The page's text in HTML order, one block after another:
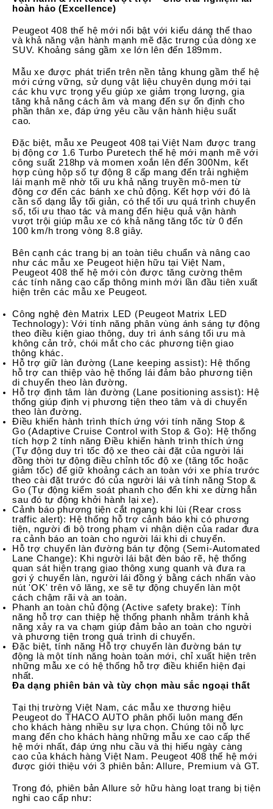
hoàn hảo (Excellence)
Peugeot 408 thế hệ mới nổi bật với kiểu dáng thể thao
và khả năng vận hành mạnh mẽ đặc trưng của dòng xe
SUV. Khoảng sáng gầm xe lớn lên đến 189mm.
Mẫu xe được phát triển trên nền tảng khung gầm thế hệ
mới cứng vững, sử dụng vật liệu chuyên dụng mới tại
các khu vực trọng yếu giúp xe giảm trọng lượng, gia
tăng khả năng cách âm và mang đến sự ổn định cho
phần thân xe, đáp ứng yêu cầu vận hành hiệu suất
cao.
Đặc biệt, mẫu xe Peugeot 408 tại Việt Nam được trang
bị động cơ 1.6 Turbo Puretech thế hệ mới mạnh mẽ với
công suất 218hp và momen xoắn lên đến 300Nm, kết
hợp cùng hộp số tự động 8 cấp mang đến trải nghiệm
lái mạnh mẽ nhờ tối ưu khả năng truyền mô-men từ
động cơ đến các bánh xe chủ động. Kết hợp với đó là
cần số dạng lẫy tối giản, có thể tối ưu quá trình chuyển
số, tối ưu thao tác và mang đến hiệu quả vận hành
vượt trội giúp mẫu xe có khả năng tăng tốc từ 0 đến
100 km/h trong vòng 8.8 giây.
Bên cạnh các trang bị an toàn tiêu chuẩn và nâng cao
như các mẫu xe Peugeot hiện hữu tại Việt Nam,
Peugeot 408 thế hệ mới còn được tăng cường thêm
các tính năng cao cấp thông minh mới lần đầu tiên xuất
hiện trên các mẫu xe Peugeot.
Công nghệ đèn Matrix LED (Peugeot Matrix LED
Technology): Với tính năng phân vùng ánh sáng tự động
theo điều kiện giao thông, duy trì ánh sáng tối ưu mà
không cản trở, chói mắt cho các phương tiện giao
thông khác.
Hỗ trợ giữ làn đường (Lane keeping assist): Hệ thống
hỗ trợ can thiệp vào hệ thống lái đảm bảo phương tiện
di chuyển theo làn đường​.
Hỗ trợ định tâm làn đường (Lane positioning assist): Hệ
thống giúp định vị phương tiện theo tâm và di chuyển
theo làn đường.
Điều khiển hành trình thích ứng với tính năng Stop &
Go (Adaptive Cruise Control with Stop & Go): Hệ thống
tích hợp 2 tính năng Điều khiển hành trình thích ứng
(Tự động duy trì tốc độ xe theo cài đặt của người lái
đồng thời tự động điều chỉnh tốc độ xe (tăng tốc hoặc
giảm tốc) để giữ khoảng cách an toàn với xe phía trước
theo cài đặt trước đó của người lái và tính năng Stop &
Go (Tự động kiểm soát phanh cho đến khi xe dừng hẳn
sau đó tự động khởi hành lại xe).
Cảnh báo phương tiện cắt ngang khi lùi (Rear cross
traffic alert): Hệ thống hỗ trợ cảnh báo khi có phương
tiện, người đi bộ trong phạm vi nhận diện của radar đưa
ra cảnh báo an toàn cho người lái​ khi di chuyển.
Hỗ trợ chuyển làn đường bán tự động (Semi-Automated
Lane Change): Khi người lái bật đèn báo rẽ, hệ thống
quan sát hiện trạng giao thông xung quanh và đưa ra
gợi ý chuyển làn, người lái đồng ý bằng cách nhấn vào
nút 'OK' trên vô lăng, xe sẽ tự động chuyển làn một
cách chậm rãi và an toàn.
Phanh an toàn chủ động (Active safety brake): Tính
năng hỗ trợ can thiệp hệ thống phanh nhằm tránh khả
năng xảy ra va chạm​ giúp đảm bảo an toàn cho người
và phương tiện​ trong quá trình di chuyển.
Đặc biệt, tính năng Hỗ trợ chuyển làn đường bán tự
động là một tính năng hoàn toàn mới, chỉ xuất hiện trên
những mẫu xe có hệ thống hỗ trợ điều khiển hiện đại
nhất.
Đa dạng phiên bản và tùy chọn màu sắc ngoại thất
Tại thị trường Việt Nam, các mẫu xe thương hiệu
Peugeot do THACO AUTO phân phối luôn mang đến
cho khách hàng nhiều sự lựa chọn. Chúng tôi nỗ lực
mang đến cho khách hàng những mẫu xe cao cấp thế
hệ mới nhất, đáp ứng nhu cầu và thị hiếu ngày càng
cao của khách hàng Việt Nam. Peugeot 408 thế hệ mới
được giới thiệu với 3 phiên bản: Allure, Premium và GT.
Trong đó, phiên bản Allure sở hữu hàng loạt trang bị tiện
nghi cao cấp như: